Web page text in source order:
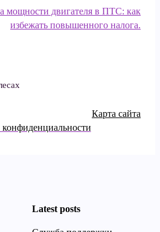
мощности двигателя в ПТС: как
избежать повышенного налога.
Карта сайта
Latest posts